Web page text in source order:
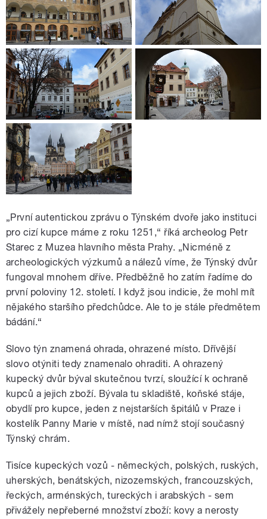
„První autentickou zprávu o Týnském dvoře jako instituci
pro cizí kupce máme z roku 1251,“ říká archeolog Petr
Starec z Muzea hlavního města Prahy. „Nicméně z
archeologických výzkumů a nálezů víme, že Týnský dvůr
fungoval mnohem dříve. Předběžně ho zatím řadíme do
první poloviny 12. století. I když jsou indicie, že mohl mít
nějakého staršího předchůdce. Ale to je stále předmětem
bádání.“
Slovo týn znamená ohrada, ohrazené místo. Dřívější
slovo otýniti tedy znamenalo ohraditi. A ohrazený
kupecký dvůr býval skutečnou tvrzí, sloužící k ochraně
kupců a jejich zboží. Bývala tu skladiště, koňské stáje,
obydlí pro kupce, jeden z nejstarších špitálů v Praze i
kostelík Panny Marie v místě, nad nímž stojí současný
Týnský chrám.
Tisíce kupeckých vozů - německých, polských, ruských,
uherských, benátských, nizozemských, francouzských,
řeckých, arménských, tureckých i arabských - sem
přivážely nepřeberné množství zboží: kovy a nerosty